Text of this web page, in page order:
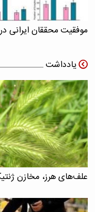
موفقیت محققان ایرانی
یادداشت
علف‌های هرز، مخازن